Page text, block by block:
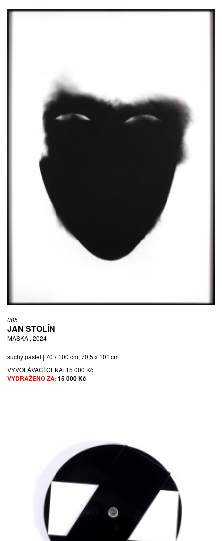
005
JAN STOLÍN
MASKA , 2024
suchý pastel | 70 x 100 cm; 70,5 x 101 cm
VYVOLÁVACÍ CENA: 15 000 Kč
VYDRAŽENO ZA: 15 000 Kč